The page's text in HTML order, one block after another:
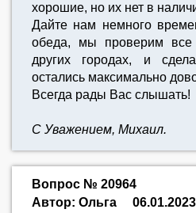
хорошие, но их нет в
Дайте нам немного
обеда, мы проверим
других городах, и
остались максимально
Всегда рады Вас слышать!
С Уважением, Михаил.
Вопрос № 20964
Автор: Ольга